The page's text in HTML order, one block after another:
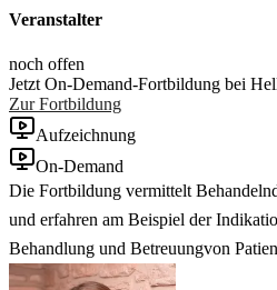
Veranstalter
noch offen
Jetzt On-Demand-Fortbildung bei
Zur Fortbildung
Aufzeichnung
On-Demand
Die Fortbildung vermittelt
und erfahren am Beispiel der
Behandlung und Betreuungvon